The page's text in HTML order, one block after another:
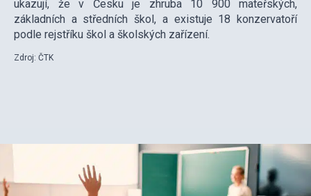
ukazují, že v Česku je zhruba 10 900 mateřských,
základních a středních škol, a existuje 18 konzervatoří
podle rejstříku škol a školských zařízení.
Zdroj: ČTK